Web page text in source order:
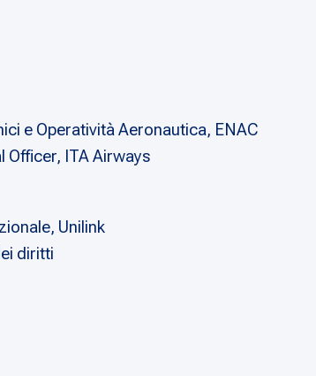
e Operatività Aeronautica, ENAC
Officer, ITA Airways
Unilink
diritti